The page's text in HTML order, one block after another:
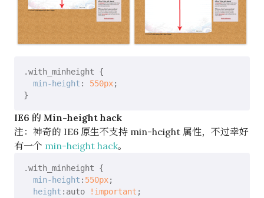
.with_minheight {
min-height : 550px;
IE6 的 Min-height hack
注：神奇的 IE6 原生不支持 min-height 属性，不过幸好
有一个 min-height hack。
.with_minheight {
min-height : 550px;
height :auto !important ;